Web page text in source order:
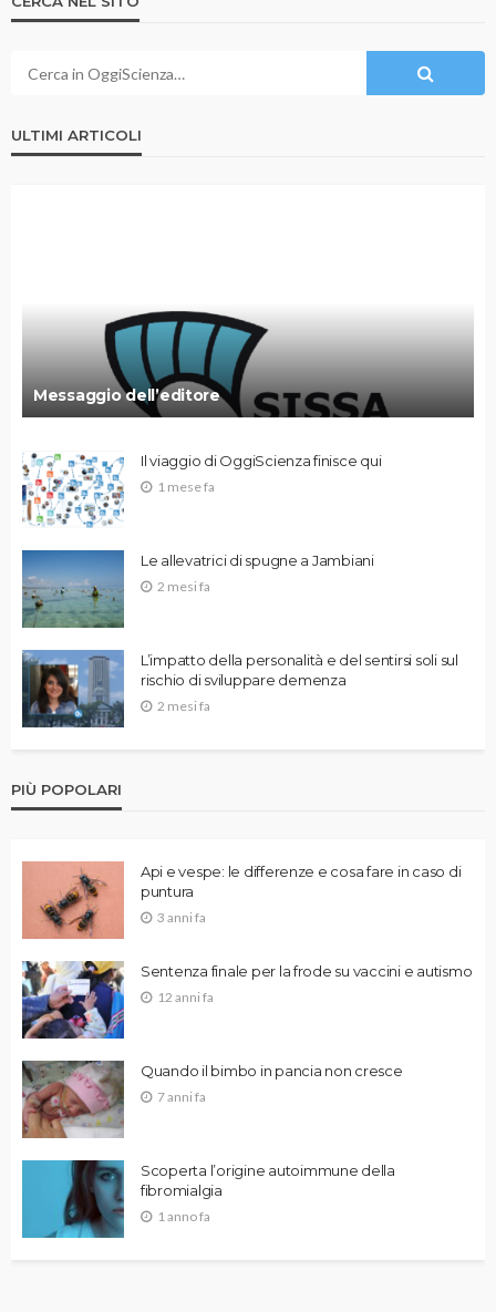
ULTIMI ARTICOLI
Messaggio dell’editore
Il viaggio di OggiScienza finisce qui
1 mese fa
Le allevatrici di spugne a Jambiani
2 mesi fa
L’impatto della personalità e del sentirsi soli sul
rischio di sviluppare demenza
2 mesi fa
PIÙ POPOLARI
Api e vespe: le differenze e cosa fare in caso di
puntura
3 anni fa
Sentenza finale per la frode su vaccini e autismo
12 anni fa
Quando il bimbo in pancia non cresce
7 anni fa
Scoperta l’origine autoimmune della
fibromialgia
1 anno fa